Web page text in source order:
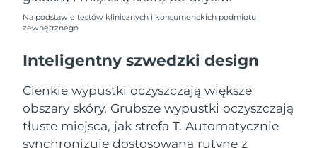
Na podstawie testów klinicznych i konsumenckich podmiotu
zewnętrznego
Inteligentny szwedzki design
Cienkie wypustki oczyszczają większe
obszary skóry. Grubsze wypustki oczyszczają
tłuste miejsca, jak strefa T. Automatycznie
synchronizuje dostosowaną rutynę z
Słowacja
Oczekiwany czas dostawy
Słowenia
Republika
Południowej Afryki
Oczekiwany czas dostawy
8/17/26
Korea Południowa
Oczekiwany czas dostawy